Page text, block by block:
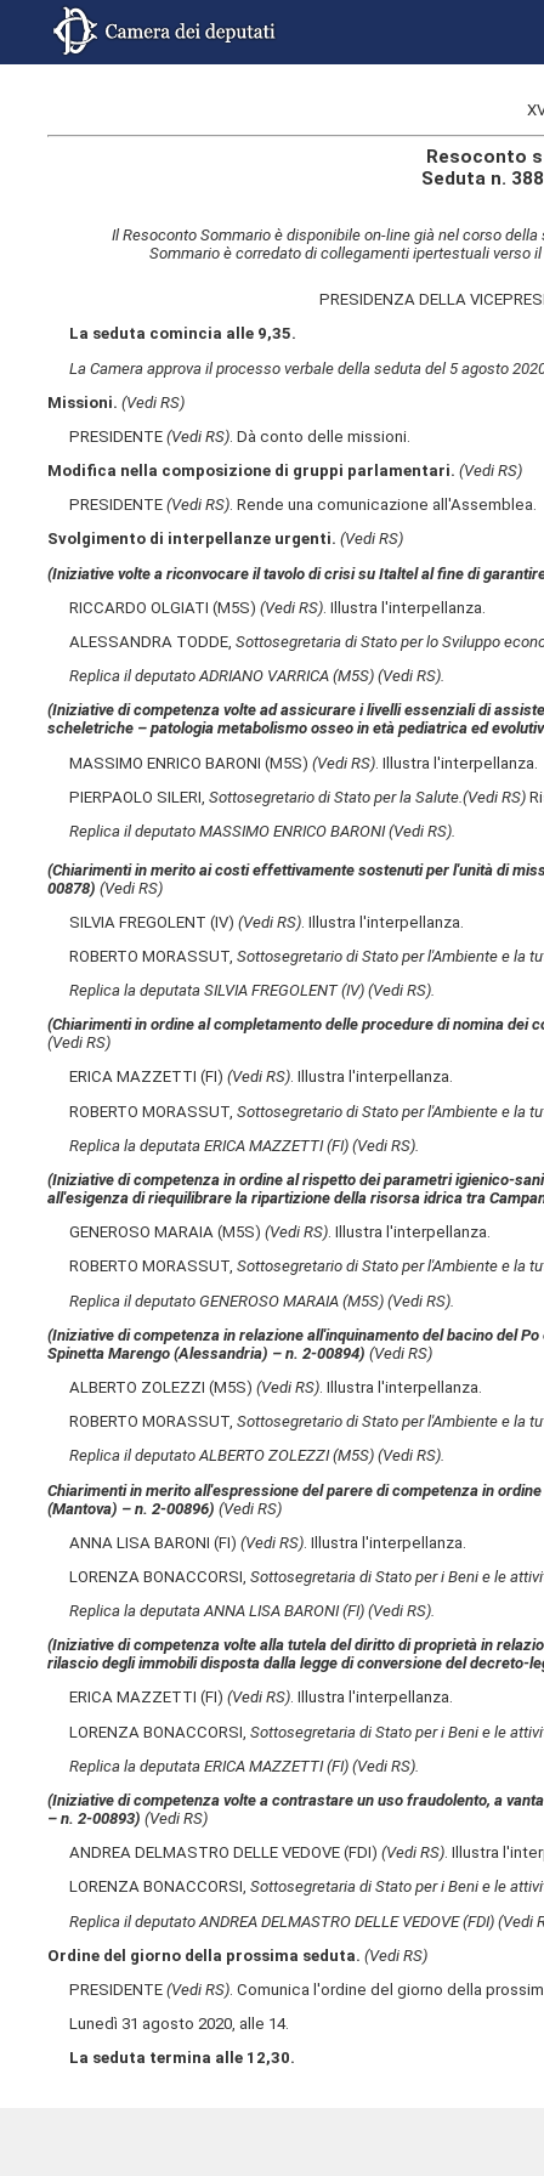
Resoconto
Seduta n.
Il Resoconto Sommario è disponibile on-line già nel corso
Sommario è corredato di collegamenti ipertestuali verso
PRESIDENZA DELLA
La seduta comincia alle 9,35.
La Camera approva il processo verbale della seduta del 5 agosto
Missioni. (Vedi RS)
PRESIDENTE(Vedi RS) . Dà conto delle missioni.
Modifica nella composizione di gruppi parlamentari. (Vedi RS)
PRESIDENTE(Vedi RS). Rende una comunicazione all'Assemblea.
Svolgimento di interpellanze urgenti. (Vedi RS)
(Iniziative volte a riconvocare il tavolo di crisi su Italtel al fine di
RICCARDO OLGIATI (M5S)(Vedi RS) . Illustra l'interpellanza.
ALESSANDRA TODDE,Sottosegretaria di Stato per lo Sviluppo
Replica il deputato ADRIANO VARRICA (M5S)(Vedi RS).
(Iniziative di competenza volte ad assicurare i livelli essenziali di
scheletriche – patologia metabolismo osseo in età pediatrica ed
MASSIMO ENRICO BARONI (M5S)(Vedi RS) . Illustra l'interpellanza.
PIERPAOLO SILERI,Sottosegretario di Stato per la Salute.(Vedi RS)
Replica il deputato MASSIMO ENRICO BARONI(Vedi RS)
(Chiarimenti in merito ai costi effettivamente sostenuti per l'unità di
00878) (Vedi RS)
SILVIA FREGOLENT (IV)(Vedi RS) . Illustra l'interpellanza.
ROBERTO MORASSUT,Sottosegretario di Stato per l'Ambiente e la
Replica la deputata SILVIA FREGOLENT (IV)(Vedi RS).
(Chiarimenti in ordine al completamento delle procedure di nomina dei
(Vedi RS)
ERICA MAZZETTI (FI)(Vedi RS). Illustra l'interpellanza.
ROBERTO MORASSUT,Sottosegretario di Stato per l'Ambiente e la
Replica la deputata ERICA MAZZETTI (FI)(Vedi RS)
(Iniziative di competenza in ordine al rispetto dei parametri igienico-
all'esigenza di riequilibrare la ripartizione della risorsa idrica tra
GENEROSO MARAIA (M5S)(Vedi RS). Illustra l'interpellanza.
ROBERTO MORASSUT,Sottosegretario di Stato per l'Ambiente e la
Replica il deputato GENEROSO MARAIA (M5S)(Vedi RS)
(Iniziative di competenza in relazione all'inquinamento del bacino del
Spinetta Marengo (Alessandria) – n. 2-00894) (Vedi RS)
ALBERTO ZOLEZZI (M5S)(Vedi RS) . Illustra l'interpellanza.
ROBERTO MORASSUT,Sottosegretario di Stato per l'Ambiente e la
Replica il deputato ALBERTO ZOLEZZI (M5S)(Vedi RS).
Chiarimenti in merito all'espressione del parere di competenza in
(Mantova) – n. 2-00896) (Vedi RS)
ANNA LISA BARONI (FI)(Vedi RS) . Illustra l'interpellanza.
LORENZA BONACCORSI,Sottosegretaria di Stato per i Beni e le
Replica la deputata ANNA LISA BARONI (FI)(Vedi RS).
(Iniziative di competenza volte alla tutela del diritto di proprietà in
rilascio degli immobili disposta dalla legge di conversione del decreto-
ERICA MAZZETTI (FI)(Vedi RS). Illustra l'interpellanza.
LORENZA BONACCORSI,Sottosegretaria di Stato per i Beni e le
Replica la deputata ERICA MAZZETTI (FI)(Vedi RS)
(Iniziative di competenza volte a contrastare un uso fraudolento, a
– n. 2-00893) (Vedi RS)
ANDREA DELMASTRO DELLE VEDOVE (FDI)(Vedi RS). Illustra
LORENZA BONACCORSI,Sottosegretaria di Stato per i Beni e le
Replica il deputato ANDREA DELMASTRO DELLE VEDOVE (FDI)(Vedi
Ordine del giorno della prossima seduta. (Vedi RS)
PRESIDENTE(Vedi RS) . Comunica l'ordine del giorno della
Lunedì 31 agosto 2020, alle 14.
La seduta termina alle 12,30.